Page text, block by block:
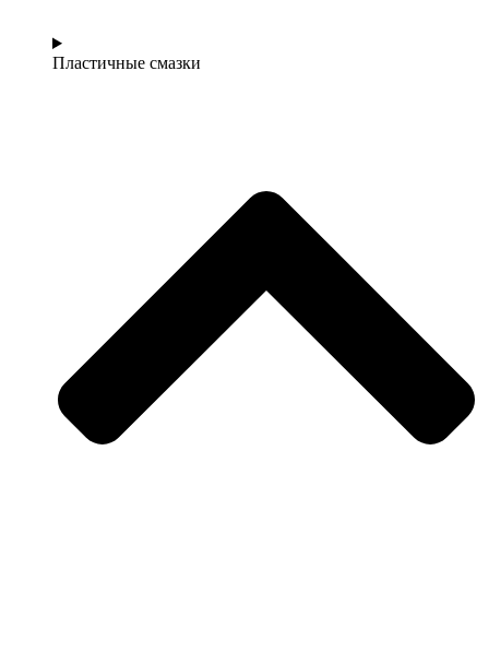
Пластичные смазки